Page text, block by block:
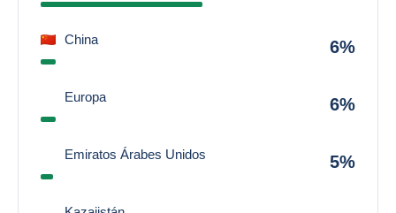
China 6%
Europa 6%
Emiratos Árabes Unidos 5%